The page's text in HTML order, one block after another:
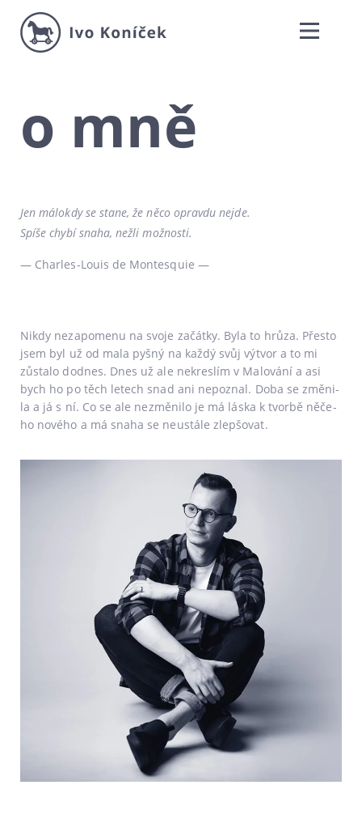
o mně
Jen málo­kdy se sta­ne, že něco oprav­du nejde.
Spíše chy­bí sna­ha, než­li možnosti.
— Charles-Louis de Montesquie —
Nikdy neza­po­me­nu na svo­je začát­ky. Byla to hrůza. Přesto
jsem byl už od mala pyš­ný na kaž­dý svůj výtvor a to mi
zůsta­lo dodnes. Dnes už ale nekres­lím v Malování a asi
bych ho po těch letech snad ani nepo­znal. Doba se změ­ni­
la a já s ní. Co se ale nezmě­ni­lo je má lás­ka k tvor­bě něče­
ho nové­ho a má sna­ha se neu­stá­le zlepšovat.